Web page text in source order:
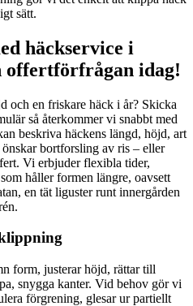
sätt.
häckservice i
offertförfrågan idag!
och en friskare häck i år? Skicka
så återkommer vi snabbt med
beskriva häckens längd, höjd, art
bortforsling av ris – eller
Vi erbjuder flexibla tider,
håller formen längre, oavsett
en tät liguster runt innergården
form, justerar höjd, rättar till
snygga kanter. Vid behov gör vi
förgrening, glesar ur partiellt